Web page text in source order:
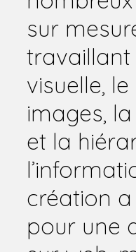
sur
travaillant
visuelle,
images,
et la
création
pour une